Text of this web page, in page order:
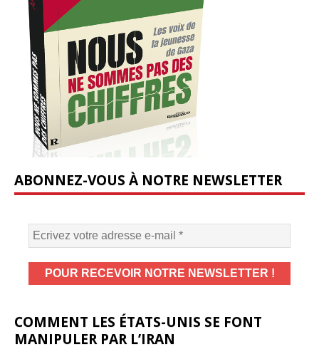
ABONNEZ-VOUS À NOTRE NEWSLETTER
COMMENT LES ÉTATS-UNIS SE FONT
MANIPULER PAR L’IRAN